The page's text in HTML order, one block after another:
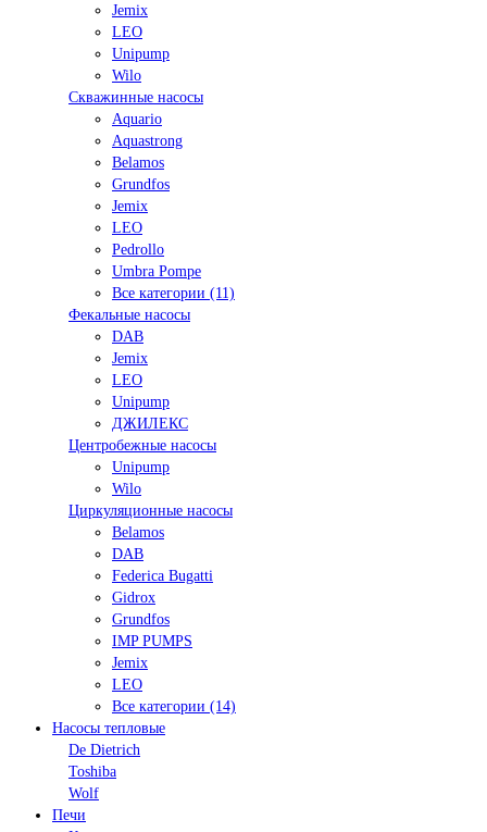
Jemix
LEO
Unipump
Wilo
Скважинные насосы
Aquario
Aquastrong
Belamos
Grundfos
Jemix
LEO
Pedrollo
Umbra Pompe
Все категории (11)
Фекальные насосы
DAB
Jemix
LEO
Unipump
ДЖИЛЕКС
Центробежные насосы
Unipump
Wilo
Циркуляционные насосы
Belamos
DAB
Federica Bugatti
Gidrox
Grundfos
IMP PUMPS
Jemix
LEO
Все категории (14)
Насосы тепловые
De Dietrich
Toshiba
Wolf
Печи